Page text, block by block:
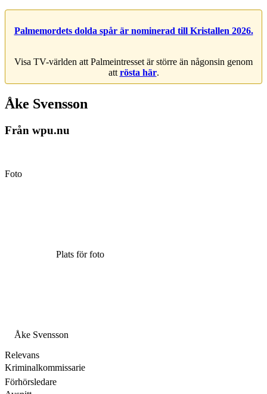
Palmemordets dolda spår är nominerad till Kristallen 2026.
Visa TV-världen att Palmeintresset är större än någonsin genom
att rösta här.
Åke Svensson
Från wpu.nu
Foto
Plats för foto
Åke Svensson
Relevans
Kriminalkommissarie
Förhörsledare